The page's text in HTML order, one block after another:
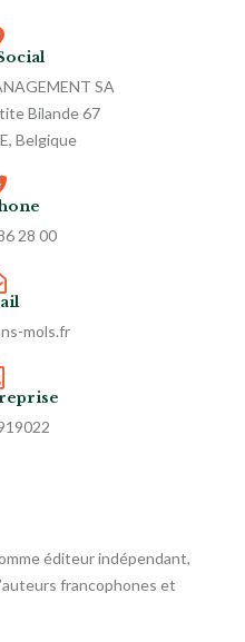
SA
Bilande 67
Belgique
28 00
mols.fr
éditeur indépendant,
francophones et